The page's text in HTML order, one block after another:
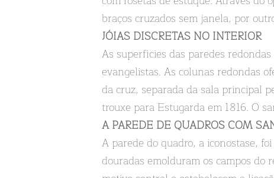
braços cruzados sem janela, por
JÓIAS DISCRETAS NO INTERIOR
As superfícies das paredes
evangelistas. As colunas redondas
da cruz, separada da sala principal
trouxe para Estugarda em 1816. O
A PAREDE DE QUADROS COM
A parede do quadro, a iconostase,
douradas emolduram os campos do